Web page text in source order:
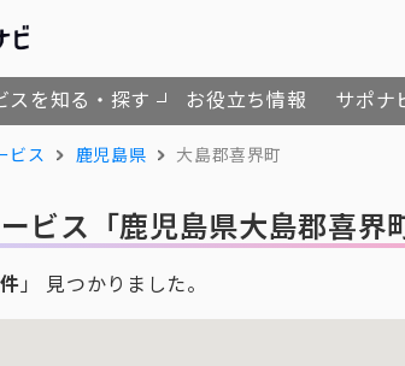
スを知る・探す お役立ち情報 サポナ
ビス 鹿児島県 大島郡喜界町
ビス 「鹿児島県大島郡喜界
」 見つかりました。